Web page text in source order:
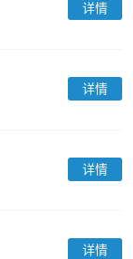
详情
详情
详情
详情